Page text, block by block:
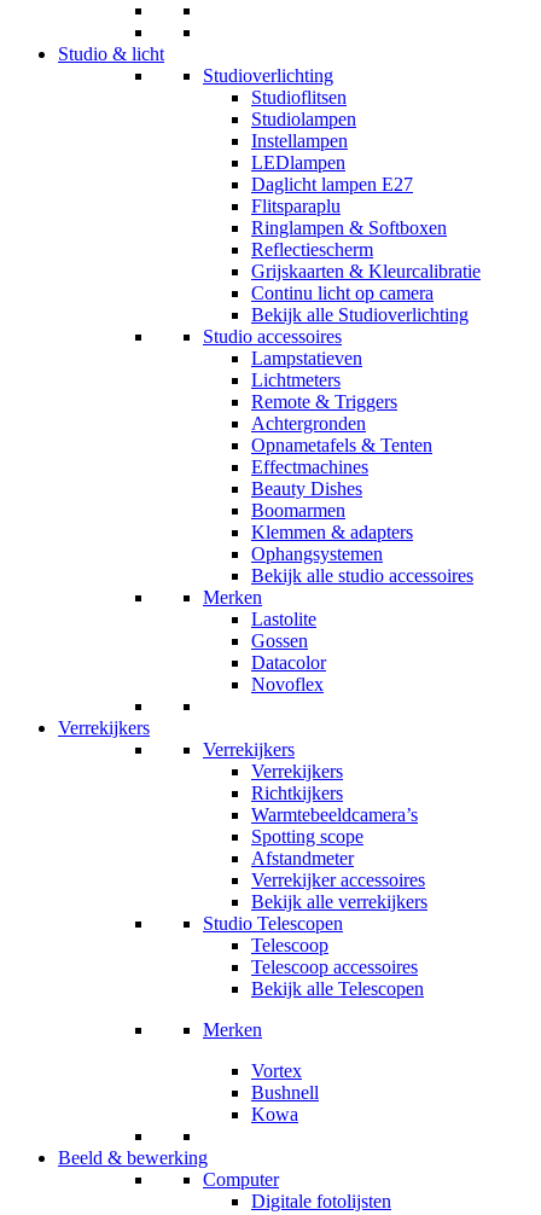
Studio & licht
Studioverlichting
Studioflitsen
Studiolampen
Instellampen
LEDlampen
Daglicht lampen E27
Flitsparaplu
Ringlampen & Softboxen
Reflectiescherm
Grijskaarten & Kleurcalibratie
Continu licht op camera
Bekijk alle Studioverlichting
Studio accessoires
Lampstatieven
Lichtmeters
Remote & Triggers
Achtergronden
Opnametafels & Tenten
Effectmachines
Beauty Dishes
Boomarmen
Klemmen & adapters
Ophangsystemen
Bekijk alle studio accessoires
Merken
Lastolite
Gossen
Datacolor
Novoflex
Verrekijkers
Verrekijkers
Verrekijkers
Richtkijkers
Warmtebeeldcamera’s
Spotting scope
Afstandmeter
Verrekijker accessoires
Bekijk alle verrekijkers
Studio Telescopen
Telescoop
Telescoop accessoires
Bekijk alle Telescopen
Merken
Vortex
Bushnell
Kowa
Beeld & bewerking
Computer
Digitale fotolijsten